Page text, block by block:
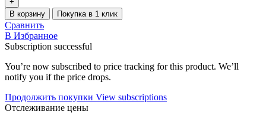
В корзину Покупка в 1 клик
Сравнить
В Избранное
Subscription successful
You’re now subscribed to price tracking for this product. We’ll
notify you if the price drops.
Продолжить покупки View subscriptions
Отслеживание цены